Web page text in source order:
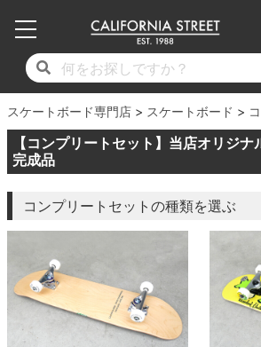
スケートボード専門店 スケートボード
【コンプリートセット】当店オリジ
完成品
コンプリートセットの種類を選ぶ
17時までのご注文は当日発送！
11,000円以上で送料無料！
毎月1日はポイント5倍！10日と20日は3
コンプリートセット（完成品）
デッキ
17時までのご注文は当日発送！
11,000円以上で送料無料！
毎月1日はポイント5倍！10日と20日は3
デッキ新着一覧
デッキブランド一覧（全てのデッキ）
子供用デッキ
7.0inch以下
7.2inch
7.3inch
7.6inch
7.7inch
17時までのご注文は当日発送！
11,000円以上で送料無料！
毎月1日はポイント5倍！10日と20日は3
トラック新着一覧
トラックブランド一覧（全てのトラッ
7.0inch以下
7.2inch
7.3inch
7.5inch
7.7inch
7.8inch
ウィール
17時までのご注文は当日発送！
11,000円以上で送料無料！
毎月1日はポイント5倍！10日と20日は3
ウィール新着一覧
ウィールブランド一覧（全てのウィー
50mm
51mm
52mm
53mm
55mm
56mm
スピットファイヤー F4（フォーミュ
17時までのご注文は当日発送！
11,000円以上で送料無料！
毎月1日はポイント5倍！10日と20日は3
シューズ新着一覧
シューズブランド一覧
20cm
21cm
22cm
22.5cm
23.5cm
24cm
サンダル
インソール
17時までのご注文は当日発送！
11,000円以上で送料無料！
毎月1日はポイント5倍！10日と20日は3
Tシャツ
ロングスリーブTシャツ
パーカー
トレーナー・セーター
17時までのご注文は当日発送！
11,000円以上で送料無料！
毎月1日はポイント5倍！10日と20日は3
最新ブログ一覧
カテゴリー
17時までのご注文は当日発送！
11,000円以上で送料無料！
毎月1日はポイント5倍！10日と20日は3
初心者の方へ
商品情報
スタッフおすすめアイテム
ブランド紹介
17時までのご注文は当日発送！
11,000円以上で送料無料！
毎月1日はポイント5倍！10日と20日は3
店舗情報
ショップライダー紹介
カリフォルニアストリートの歴史
求人情報